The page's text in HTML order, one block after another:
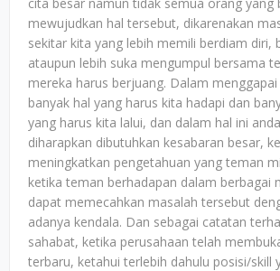
mewujudkan hal tersebut, dikarenakan
sekitar kita yang lebih memili berdiam diri,
ataupun lebih suka mengumpul bersama
mereka harus berjuang. Dalam menggapai
banyak hal yang harus kita hadapi dan
yang harus kita lalui, dan dalam hal ini
diharapkan dibutuhkan kesabaran besar,
meningkatkan pengetahuan yang teman
ketika teman berhadapan dalam berbagai
dapat memecahkan masalah tersebut
adanya kendala. Dan sebagai catatan
sahabat, ketika perusahaan telah
terbaru, ketahui terlebih dahulu posisi/skill